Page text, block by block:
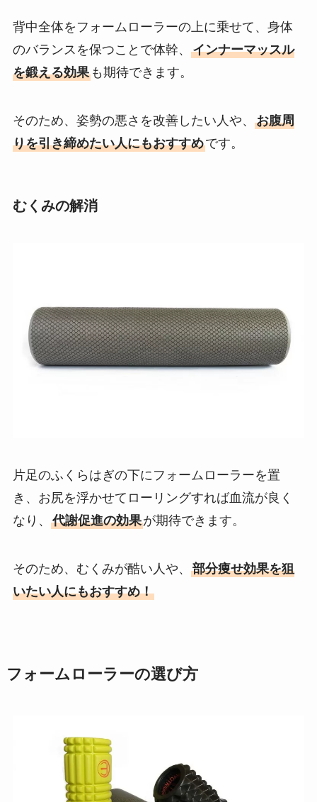
背中全体をフォームローラーの上に乗せて、身体
のバランスを保つことで体幹、 インナーマッスル
を鍛える効果も期待できます。
そのため、姿勢の悪さを改善したい人や、 お腹周
りを引き締めたい人にもおすすめです。
むくみの解消
片足のふくらはぎの下にフォームローラーを置
き、お尻を浮かせてローリングすれば血流が良く
なり、 代謝促進の効果が期待できます。
そのため、むくみが酷い人や、 部分痩せ効果を狙
いたい人にもおすすめ！
フォームローラーの選び方